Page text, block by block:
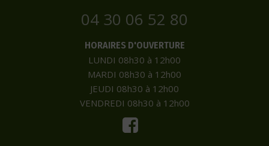
04 30 06 52 80
HORAIRES D'OUVERTURE
LUNDI 08h30 à 12h00
MARDI 08h30 à 12h00
JEUDI 08h30 à 12h00
VENDREDI 08h30 à 12h00